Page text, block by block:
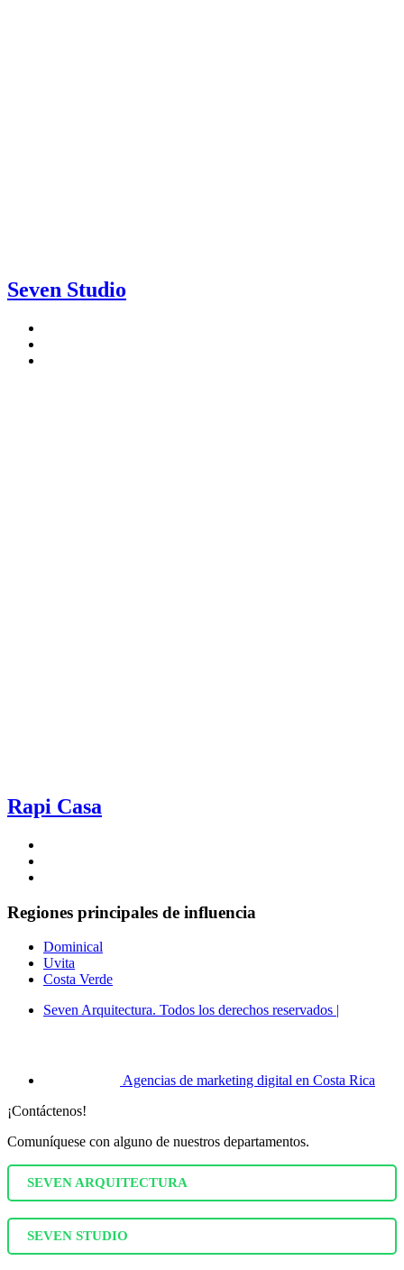
Seven Studio
Rapi Casa
Regiones principales de influencia
Dominical
Uvita
Costa Verde
Seven Arquitectura. Todos los derechos reservados |
Agencias de marketing digital en Costa Rica
¡Contáctenos!
Comuníquese con alguno de nuestros departamentos.
SEVEN ARQUITECTURA
SEVEN STUDIO